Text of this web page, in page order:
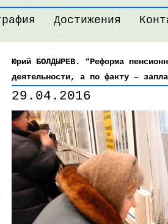
Достижения
Юрий БОЛДЫРЕВ. “Реформа
деятельности, а по факту –
29.04.2016